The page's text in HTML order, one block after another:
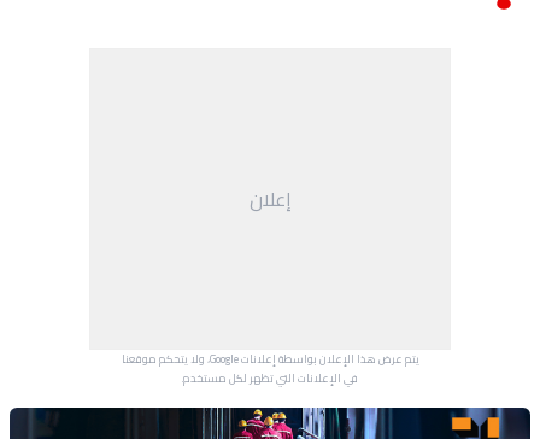
إعلان
يتم عرض هذا الإعلان بواسطة إعلانات Google، ولا يتحكم موقعنا
في الإعلانات التي تظهر لكل مستخدم.
Advertisement Section